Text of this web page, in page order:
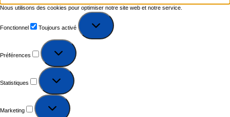
Nous utilisons des cookies pour optimiser notre site web et notre service.
Fonctionnel Toujours activé
Préférences
Statistiques
Marketing